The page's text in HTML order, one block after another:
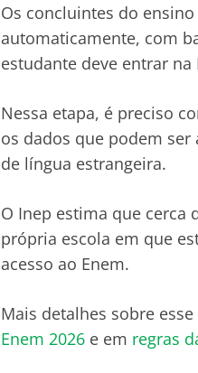
Os concluintes do
automaticamente, com
estudante deve entrar
Nessa etapa, é preciso
os dados que podem
de língua estrangeira.
O Inep estima que cerca
própria escola em que
acesso ao Enem.
Mais detalhes sobre
Enem 2026 e em regras